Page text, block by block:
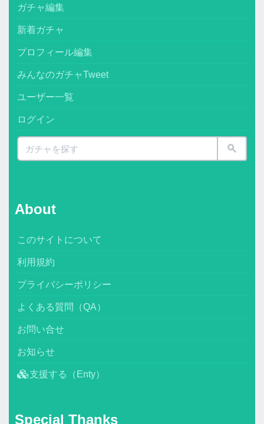
ガチャ編集
新着ガチャ
プロフィール編集
みんなのガチャTweet
ユーザー一覧
ログイン
About
このサイトについて
利用規約
プライバシーポリシー
よくある質問（QA）
お問い合せ
お知らせ
支援する（Enty）
Special Thanks